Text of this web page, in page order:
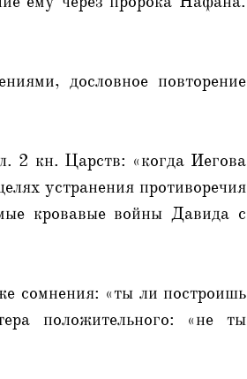
дословное повторение
2 кн. Царств: «когда Иегова
устранения противоречия
кровавые войны Давида с
сомнения: «ты ли построишь
положительного: «не ты